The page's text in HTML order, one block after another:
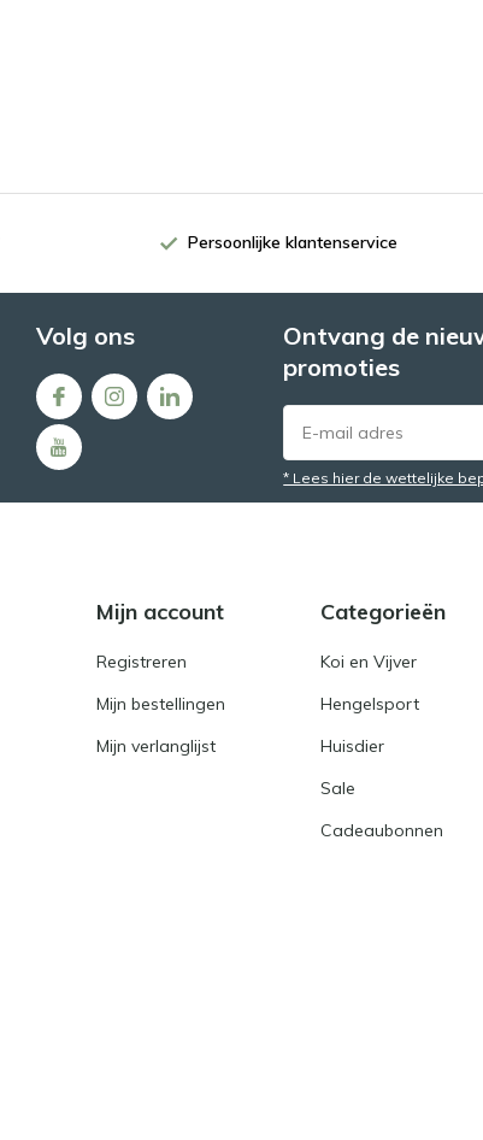
Persoonlijke klantenservice
Volg ons
Ontvang de
promoties
* Lees hier de wettelijke
Mijn account
Registreren
Mijn bestellingen
Mijn verlanglijst
Categorieën
Koi en Vijver
Hengelsport
Huisdier
Sale
Cadeaubonnen